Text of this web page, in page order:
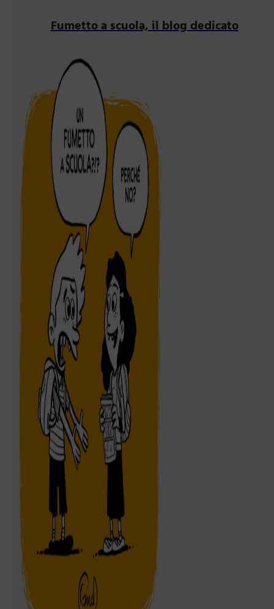
Fumetto a scuola, il blog dedicato